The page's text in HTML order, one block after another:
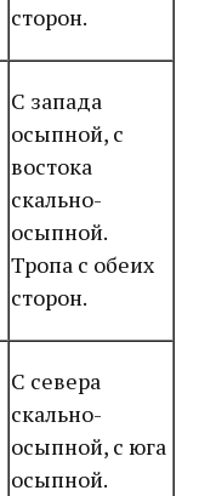
сторон.
С запада
осыпной, с
востока
скально-
осыпной.
Тропа с обеих
сторон.
С севера
скально-
осыпной, с юга
осыпной.